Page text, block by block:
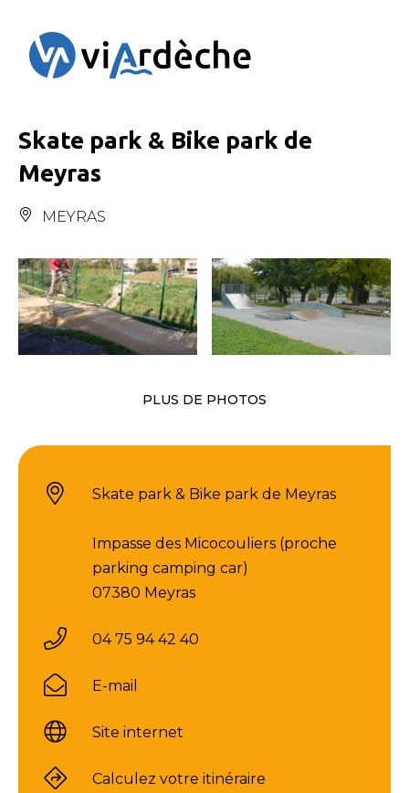
Skate park & Bike park de
Meyras
MEYRAS
PLUS DE PHOTOS
Skate park & Bike park de Meyras
Impasse des Micocouliers (proche
parking camping car)
07380 Meyras
04 75 94 42 40
E-mail
Site internet
Calculez votre itinéraire